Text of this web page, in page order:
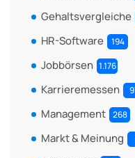
Gehaltsvergleiche
HR-Software 194
Jobbörsen 1.176
Karrieremessen
Management 268
Markt & Meinung